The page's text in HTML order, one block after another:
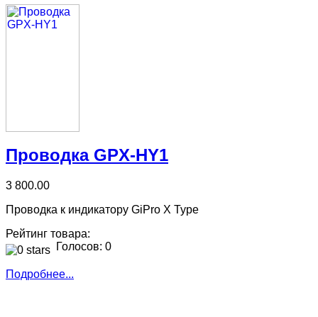
Проводка GPX-HY1
3 800.00
Проводка к индикатору GiPro X Type
Рейтинг товара:
Голосов: 0
Подробнее...